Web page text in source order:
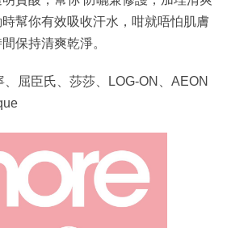
幫你有效吸收汗水，咁就唔怕肌膚
保持清爽乾淨。